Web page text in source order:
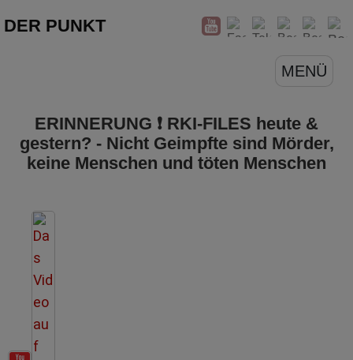
DER PUNKT
MENÜ
ERINNERUNG ❗️ RKI-FILES heute &
gestern? - Nicht Geimpfte sind Mörder,
keine Menschen und töten Menschen